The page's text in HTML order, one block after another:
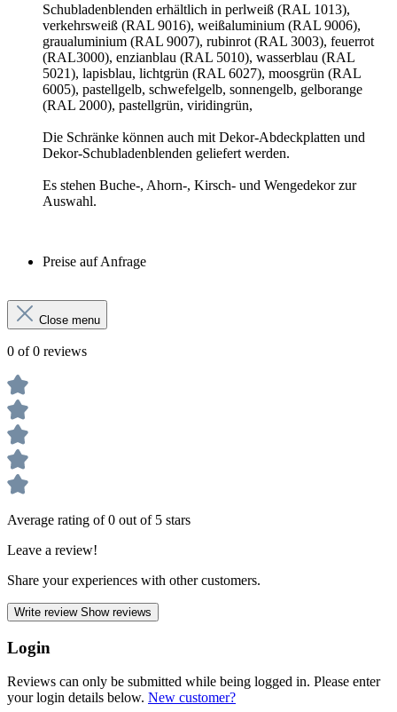
Schubladenblenden erhältlich in perlweiß (RAL 1013),
verkehrsweiß (RAL 9016), weißaluminium (RAL 9006),
graualuminium (RAL 9007), rubinrot (RAL 3003), feuerrot
(RAL3000), enzianblau (RAL 5010), wasserblau (RAL
5021), lapisblau, lichtgrün (RAL 6027), moosgrün (RAL
6005), pastellgelb, schwefelgelb, sonnengelb, gelborange
(RAL 2000), pastellgrün, viridingrün,
Die Schränke können auch mit Dekor-Abdeckplatten und
Dekor-Schubladenblenden geliefert werden.
Es stehen Buche-, Ahorn-, Kirsch- und Wengedekor zur
Auswahl.
Preise auf Anfrage
Close menu
0 of 0 reviews
Average rating of 0 out of 5 stars
Leave a review!
Share your experiences with other customers.
Write review Show reviews
Login
Reviews can only be submitted while being logged in. Please enter
your login details below. New customer?